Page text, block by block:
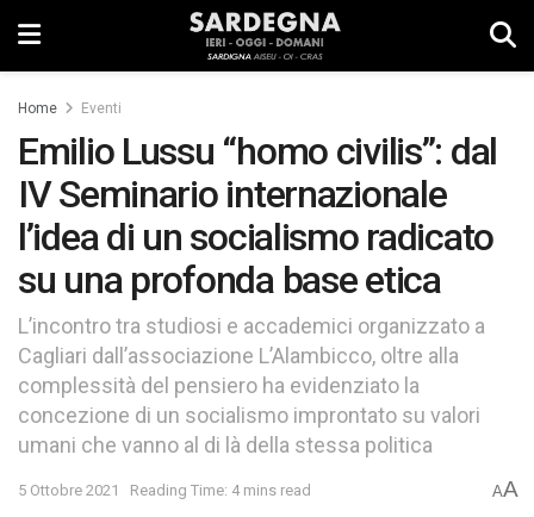
Home Eventi
Emilio Lussu “homo civilis”: dal
IV Seminario internazionale
l’idea di un socialismo radicato
su una profonda base etica
L’incontro tra studiosi e accademici organizzato a
Cagliari dall’associazione L’Alambicco, oltre alla
complessità del pensiero ha evidenziato la
concezione di un socialismo improntato su valori
umani che vanno al di là della stessa politica
5 Ottobre 2021 Reading Time: 4 mins read AA